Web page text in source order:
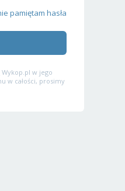
pamiętam hasła
Wykop.pl w jego
w całości, prosimy